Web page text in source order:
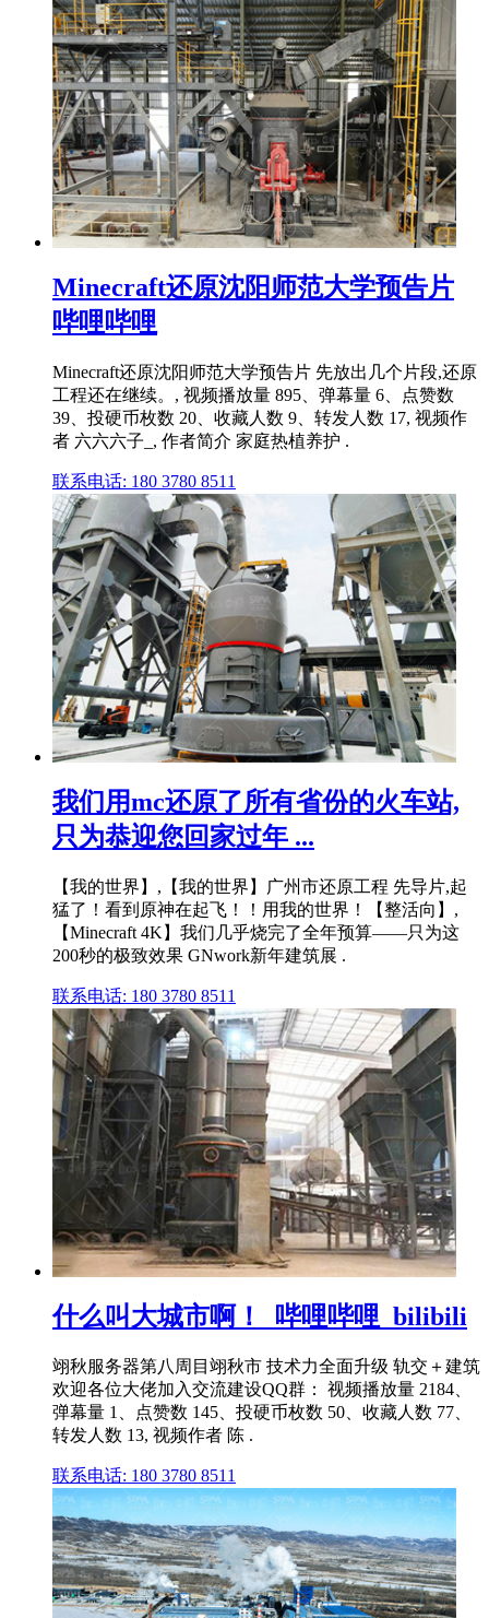
Minecraft还原沈阳师范大学预告片
哔哩哔哩
Minecraft还原沈阳师范大学预告片 先放出几个片段,还原
工程还在继续。, 视频播放量 895、弹幕量 6、点赞数
39、投硬币枚数 20、收藏人数 9、转发人数 17, 视频作
者 六六六子_, 作者简介 家庭热植养护 .
联系电话: 180 3780 8511
我们用mc还原了所有省份的火车站,
只为恭迎您回家过年 ...
【我的世界】,【我的世界】广州市还原工程 先导片,起
猛了！看到原神在起飞！！用我的世界！【整活向】,
【Minecraft 4K】我们几乎烧完了全年预算——只为这
200秒的极致效果 GNwork新年建筑展 .
联系电话: 180 3780 8511
什么叫大城市啊！_哔哩哔哩_bilibili
翊秋服务器第八周目翊秋市 技术力全面升级 轨交＋建筑
欢迎各位大佬加入交流建设QQ群： 视频播放量 2184、
弹幕量 1、点赞数 145、投硬币枚数 50、收藏人数 77、
转发人数 13, 视频作者 陈 .
联系电话: 180 3780 8511